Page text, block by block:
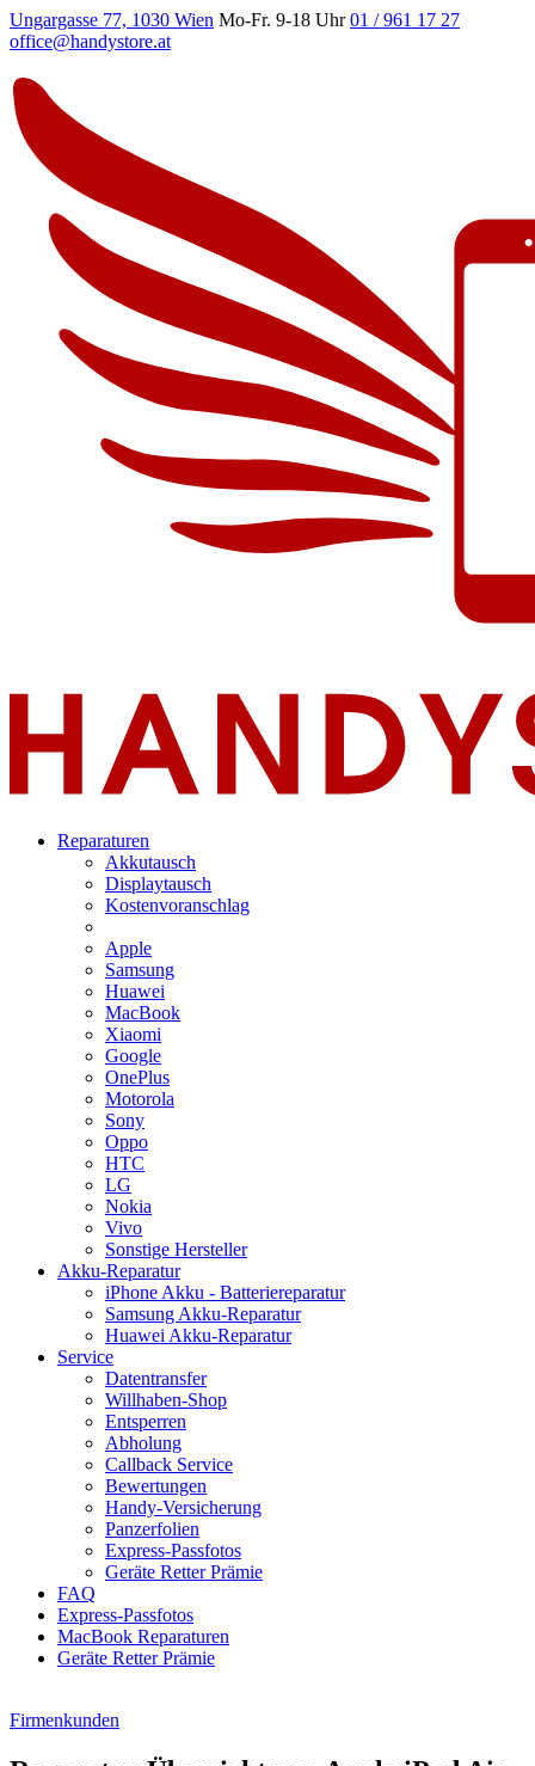
Ungargasse 77, 1030 Wien Mo-Fr. 9-18 Uhr 01 / 961 17 27
office@handystore.at
Reparaturen
Akkutausch
Displaytausch
Kostenvoranschlag
Apple
Samsung
Huawei
MacBook
Xiaomi
Google
OnePlus
Motorola
Sony
Oppo
HTC
LG
Nokia
Vivo
Sonstige Hersteller
Akku-Reparatur
iPhone Akku - Batteriereparatur
Samsung Akku-Reparatur
Huawei Akku-Reparatur
Service
Datentransfer
Willhaben-Shop
Entsperren
Abholung
Callback Service
Bewertungen
Handy-Versicherung
Panzerfolien
Express-Passfotos
Geräte Retter Prämie
FAQ
Express-Passfotos
MacBook Reparaturen
Geräte Retter Prämie
Firmenkunden